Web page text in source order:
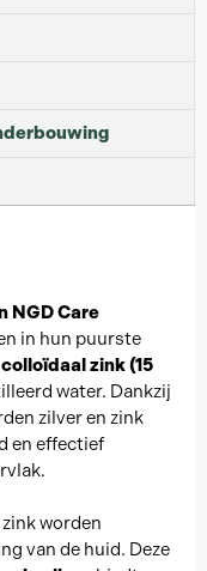
NGD Care
in hun puurste
colloïdaal zink (15
water. Dankzij
zilver en zink
en effectief
worden
van de huid. Deze